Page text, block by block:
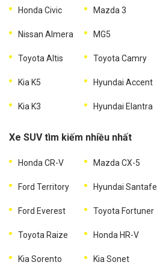
Honda Civic Mazda 3
Nissan Almera MG5
Toyota Altis Toyota Camry
Kia K5 Hyundai Accent
Kia K3 Hyundai Elantra
Xe SUV tìm kiếm nhiều nhất
Honda CR-V Mazda CX-5
Ford Territory Hyundai Santafe
Ford Everest Toyota Fortuner
Toyota Raize Honda HR-V
Kia Sorento Kia Sonet